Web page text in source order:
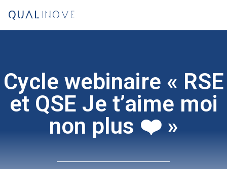
Cycle webinaire « RSE
et QSE Je t’aime moi
non plus ❤️‍ »